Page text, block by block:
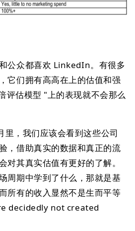
公众都喜欢 LinkedIn。有很多
它们拥有高高在上的估值和强
评估模型 "上的表现就不会那么
，我们应该会看到这些公司
，借助真实的数据和真正的流
对其真实估值有更好的了解。
周期中学到了什么，那就是基
所有的收入显然不是生而平等
decidedly not created